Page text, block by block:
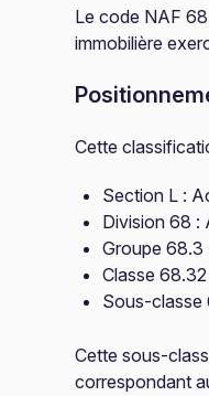
Le code NAF
immobilière
Cette
Section L :
Division 68 :
Groupe 68.3
Classe
Sous-classe
Cette sous-
correspondant